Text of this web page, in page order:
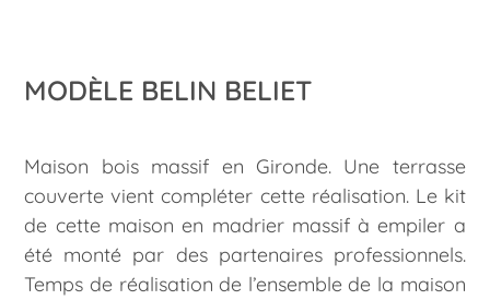
MODÈLE BELIN BELIET
Maison bois massif en Gironde. Une terrasse
couverte vient compléter cette réalisation. Le kit
de cette maison en madrier massif à empiler a
été monté par des partenaires professionnels.
Temps de réalisation de l’ensemble de la maison